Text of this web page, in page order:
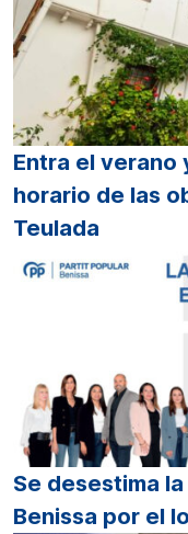
Entra el verano
horario de las
Teulada
Se desestima
Benissa por el